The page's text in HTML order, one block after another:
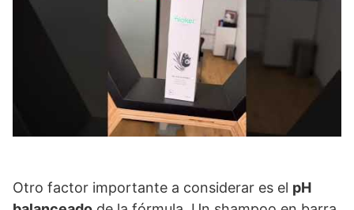
Otro factor importante a considerar es el pH